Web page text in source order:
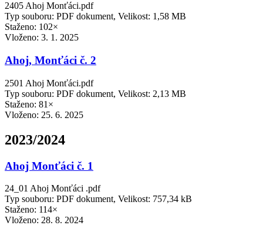
2405 Ahoj Monťáci.pdf
Typ souboru: PDF dokument, Velikost: 1,58 MB
Staženo: 102×
Vloženo: 3. 1. 2025
Ahoj, Monťáci č. 2
2501 Ahoj Monťáci.pdf
Typ souboru: PDF dokument, Velikost: 2,13 MB
Staženo: 81×
Vloženo: 25. 6. 2025
2023/2024
Ahoj Monťáci č. 1
24_01 Ahoj Monťáci .pdf
Typ souboru: PDF dokument, Velikost: 757,34 kB
Staženo: 114×
Vloženo: 28. 8. 2024